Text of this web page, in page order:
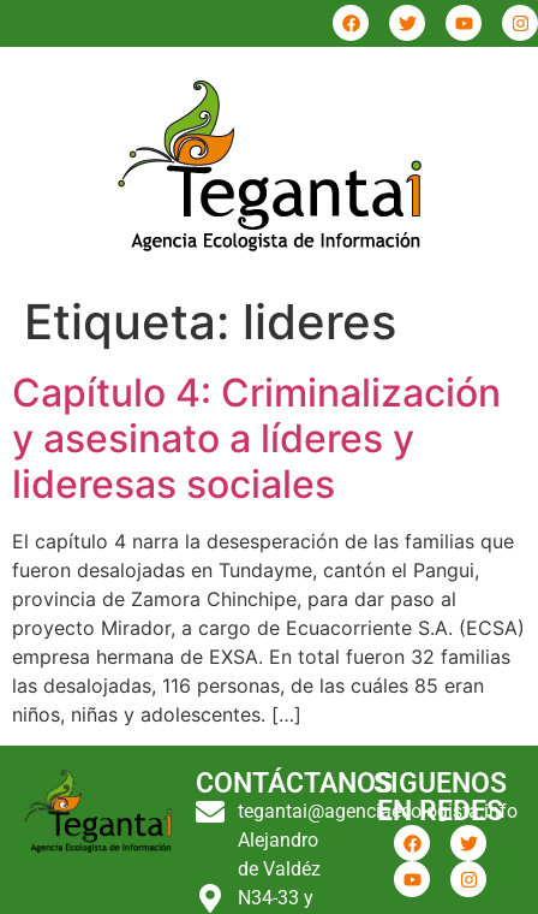
Etiqueta: lideres
Capítulo 4: Criminalización
y asesinato a líderes y
lideresas sociales
El capítulo 4 narra la desesperación de las familias que
fueron desalojadas en Tundayme, cantón el Pangui,
provincia de Zamora Chinchipe, para dar paso al
proyecto Mirador, a cargo de Ecuacorriente S.A. (ECSA)
empresa hermana de EXSA. En total fueron 32 familias
las desalojadas, 116 personas, de las cuáles 85 eran
niños, niñas y adolescentes. […]
CONTÁCTANOS
tegantai@agenciaecologista.info
Alejandro
de Valdéz
N34-33 y
SIGUENOS
EN REDES